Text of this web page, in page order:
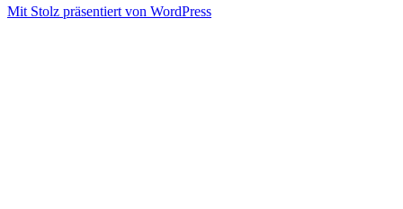
Mit Stolz präsentiert von WordPress